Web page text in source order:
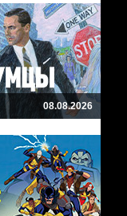
08.08.2026